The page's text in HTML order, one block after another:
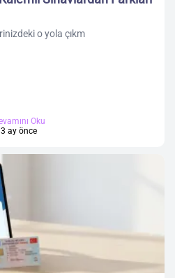
o yola çıkm
Oku
3 ay önce